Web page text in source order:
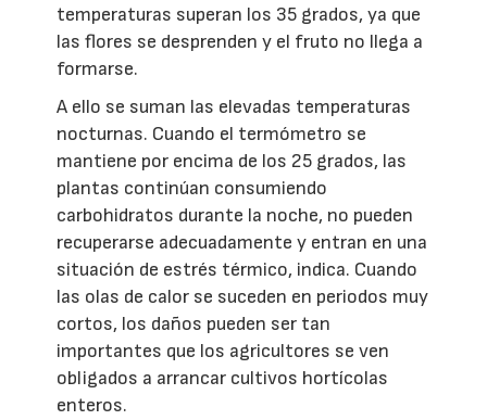
temperaturas superan los 35 grados, ya que
las flores se desprenden y el fruto no llega a
formarse.
A ello se suman las elevadas temperaturas
nocturnas. Cuando el termómetro se
mantiene por encima de los 25 grados, las
plantas continúan consumiendo
carbohidratos durante la noche, no pueden
recuperarse adecuadamente y entran en una
situación de estrés térmico, indica. Cuando
las olas de calor se suceden en periodos muy
cortos, los daños pueden ser tan
importantes que los agricultores se ven
obligados a arrancar cultivos hortícolas
enteros.